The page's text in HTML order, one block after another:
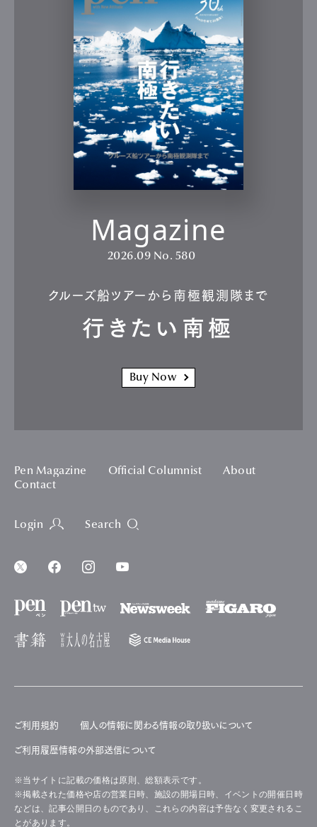
Magazine
2026.09 No. 580
クルーズ船ツアーから南極観測隊まで
行きたい南極
Buy Now
Pen Magazine Official Columnist
About
Contact
Login Search
ご利用規約 個人の情報に関わる情報の取り扱いについて
ご利用履歴情報の外部送信について
※当サイトに記載の価格は原則、総額表示です。
※掲載された価格や店の営業日時、施設の開場日時、イベントの開催日時
などは、記事公開日のものであり、これらの内容は予告なく変更されるこ
とがあります。